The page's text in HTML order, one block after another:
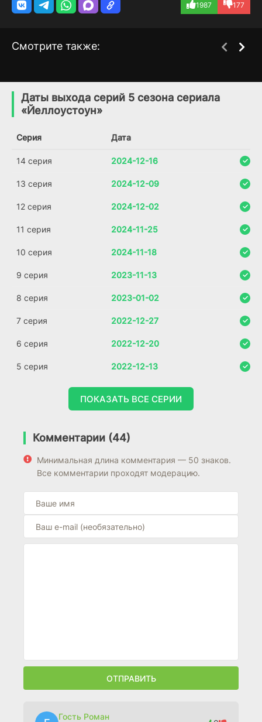
1987 177
Смотрите также:
(2026)
Даты выхода серий 5 сезона сериала
«Йеллоустоун»
Серия Дата
14 серия 2024-12-16
13 серия 2024-12-09
12 серия 2024-12-02
11 серия 2024-11-25
10 серия 2024-11-18
9 серия 2023-11-13
8 серия 2023-01-02
7 серия 2022-12-27
6 серия 2022-12-20
5 серия 2022-12-13
ПОКАЗАТЬ ВСЕ СЕРИИ
Комментарии (44)
Минимальная длина комментария — 50 знаков.
Все комментарии проходят модерацию.
ОТПРАВИТЬ
Гость Роман